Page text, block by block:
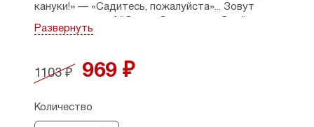
кануки!» — «Садитесь, пожалуйста»... Зовут
и лечит всех зверей, которые к нему приходят.
и попросила срочно отправиться в Африку, где
его ждут маленькие больные обезьянки!
Чичи, попугай Карудо, собака Авва, утка Кика,
сова Бумба и свинка Хрю-Хрю — отправляются
Развернуть
1103 ₽ 969 ₽
Количество